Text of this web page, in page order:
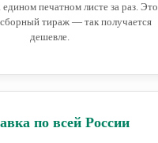
едином печатном листе за раз. Это
сборный тираж — так получается
дешевле.
по всей России